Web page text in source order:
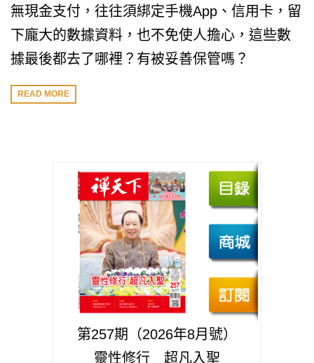
無現金支付，往往須綁定手機App、信用卡，留
下龐大的數據資料，也不免使人擔心，這些數
據最後都去了哪裡？有被妥善保管嗎？
READ MORE
第257期（2026年8月號）
靈性修行 超凡入聖